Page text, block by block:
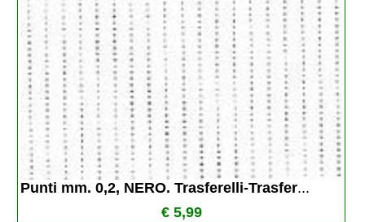
Punti mm. 0,2, NERO. Trasferelli-Trasfer...
€ 5,99